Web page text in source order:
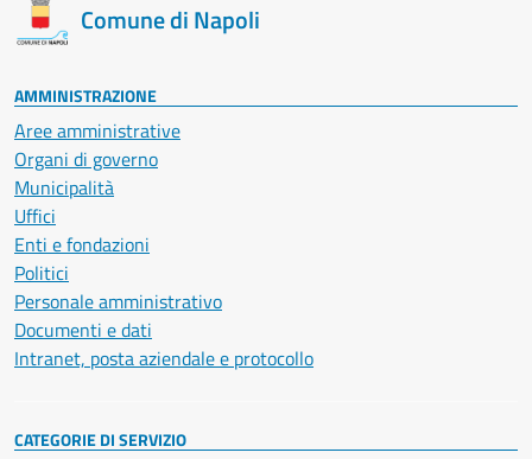
Comune di Napoli
AMMINISTRAZIONE
Aree amministrative
Organi di governo
Municipalità
Uffici
Enti e fondazioni
Politici
Personale amministrativo
Documenti e dati
Intranet, posta aziendale e protocollo
CATEGORIE DI SERVIZIO